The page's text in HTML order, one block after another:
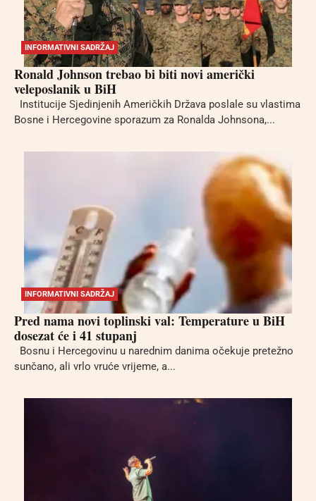
INFORMATIVNI SADRŽAJ
Ronald Johnson trebao bi biti novi američki
veleposlanik u BiH
Institucije Sjedinjenih Američkih Država poslale su vlastima
Bosne i Hercegovine sporazum za Ronalda Johnsona,...
INFORMATIVNI SADRŽAJ
Pred nama novi toplinski val: Temperature u BiH
dosezat će i 41 stupanj
Bosnu i Hercegovinu u narednim danima očekuje pretežno
sunčano, ali vrlo vruće vrijeme, a...